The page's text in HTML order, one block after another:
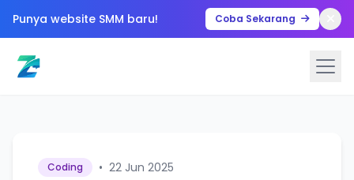
Punya website SMM baru! Coba Sekarang
Coding • 22 Jun 2025